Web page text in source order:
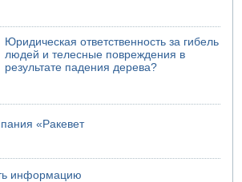
Юридическая ответственность за гибель
людей и телесные повреждения в
результате падения дерева?
«Ракевет
информацию